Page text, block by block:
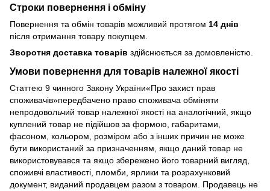
Строки повернення і обміну
Повернення та обмін товарів можливий протягом 14 днів
після отримання товару покупцем.
Зворотня доставка товарів здійснюється за домовленістю.
Умови повернення для товарів належної якості
Статтею 9 чинного Закону України«Про захист прав
споживачів»передбачено право споживача обміняти
непродовольчий товар належної якості на аналогічний, якщо
куплений товар не підійшов за формою, габаритами,
фасоном, кольором, розміром або з інших причин не може
бути використаний за призначенням, якщо даний товар не
використовувався та якщо збережено його товарний вигляд,
споживчі властивості, пломби, ярлики та розрахунковий
документ, виданий продавцем разом з товаром. Продавець не